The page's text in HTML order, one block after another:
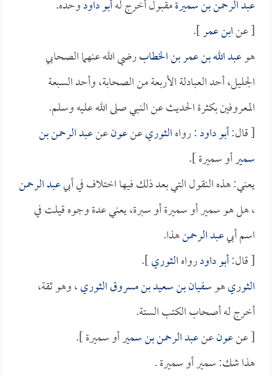
عبد الرحمن بن سميرةمقبول أخرج لهأبو داودوحده.
[ عنابن عمر].
هوعبد الله بن عمر بن الخطابرضي الله عنهما الصحابي
الجليل، أحد العبادلة الأربعة من الصحابة، وأحد السبعة
المعروفين بكثرة الحديث عن النبي صلى الله عليه وسلم.
[ قال:أبو داود: رواهالثوريعنعونعنعبد الرحمن بن
سميرأو سميرة ].
يعني: هذه النقول التي بعد ذلك فيها اختلاف في أبيعبد الرحمن
، هل هو سمير أو سميرة أو سبرة، يعني عدة وجوه قيلت في
اسم أبيعبد الرحمنهذا.
[ قال:أبو داودرواهالثوري].
الثوريهوسفيان بن سعيد بن مسروق الثوري، وهو ثقة،
أخرج له أصحاب الكتب الستة.
[ عنعونعنعبد الرحمن بن سميرأو سميرة ].
هذا شك: سمير أو سميرة .